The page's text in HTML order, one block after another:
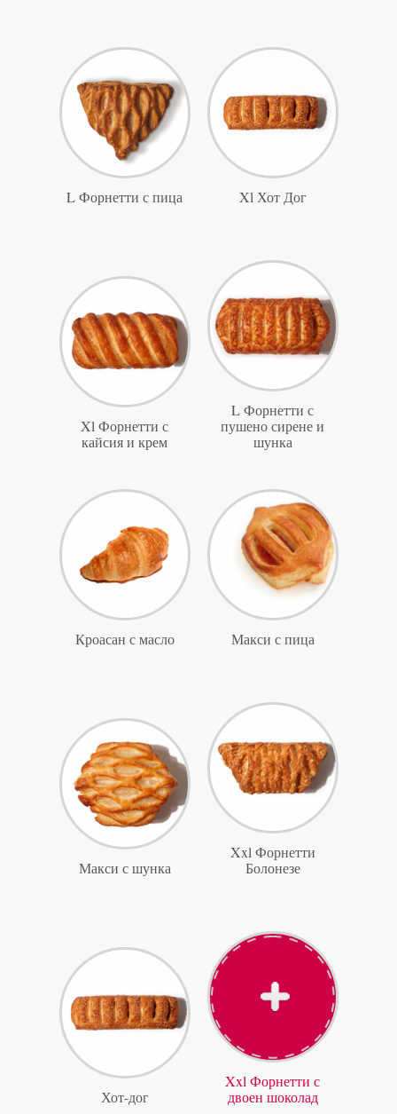
L Форнетти с пица Xl Хот Дог
Xl Форнетти с
кайсия и крем
L Форнетти с
пушено сирене и
шунка
Кроасан с масло Макси с пица
Макси с шунка
Xxl Форнетти
Болонезе
Хот-дог
Xxl Форнетти с
двоен шоколад